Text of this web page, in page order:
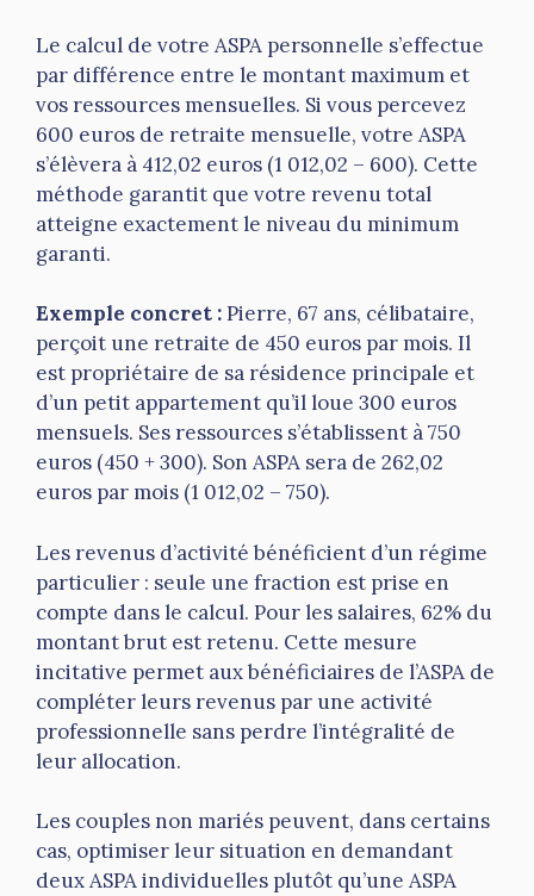
Le calcul de votre ASPA personnelle s’effectue
par différence entre le montant maximum et
vos ressources mensuelles. Si vous percevez
600 euros de retraite mensuelle, votre ASPA
s’élèvera à 412,02 euros (1 012,02 – 600). Cette
méthode garantit que votre revenu total
atteigne exactement le niveau du minimum
garanti.
Exemple concret :Pierre, 67 ans, célibataire,
perçoit une retraite de 450 euros par mois. Il
est propriétaire de sa résidence principale et
d’un petit appartement qu’il loue 300 euros
mensuels. Ses ressources s’établissent à 750
euros (450 + 300). Son ASPA sera de 262,02
euros par mois (1 012,02 – 750).
Les revenus d’activité bénéficient d’un régime
particulier : seule une fraction est prise en
compte dans le calcul. Pour les salaires, 62% du
montant brut est retenu. Cette mesure
incitative permet aux bénéficiaires de l’ASPA de
compléter leurs revenus par une activité
professionnelle sans perdre l’intégralité de
leur allocation.
Les couples non mariés peuvent, dans certains
cas, optimiser leur situation en demandant
deux ASPA individuelles plutôt qu’une ASPA